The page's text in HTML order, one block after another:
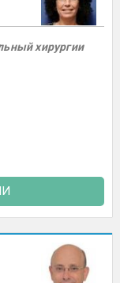
хирургии